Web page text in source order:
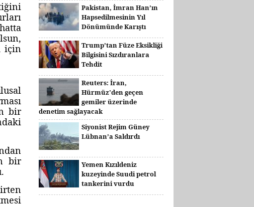
için
bir
bir
Pakistan, İmran Han’ın
Hapsedilmesinin Yıl
Dönümünde Karıştı
Trump’tan Füze Eksikliği
Bilgisini Sızdıranlara
Tehdit
Reuters: İran,
Hürmüz'den geçen
gemiler üzerinde
denetim sağlayacak
Siyonist Rejim Güney
Lübnan’a Saldırdı
Yemen Kızıldeniz
kuzeyinde Suudi petrol
tankerini vurdu